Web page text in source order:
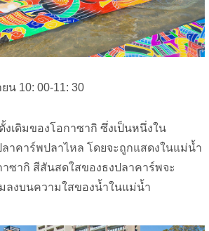
น 10: 00-11: 30
เดิมของโอกาซากิ ซึ่งเป็นหนึ่งใน
าคาร์พปลาไหล โดยจะถูกแสดงในแม่น้ำ
ซากิ สีสันสดใสของธงปลาคาร์พจะ
ลงบนความใสของน้ำในแม่น้ำ